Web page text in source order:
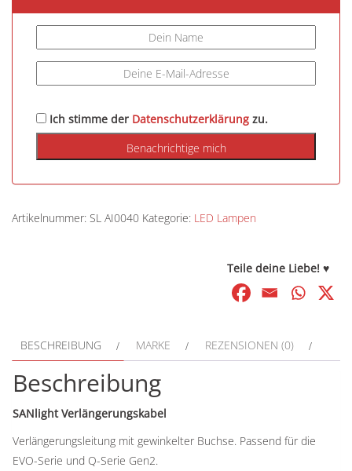
Ich stimme der Datenschutzerklärung zu.
Artikelnummer: SL AI0040 Kategorie: LED Lampen
Teile deine Liebe! ♥
BESCHREIBUNG MARKE REZENSIONEN (0)
Beschreibung
SANlight Verlängerungskabel
Verlängerungsleitung mit gewinkelter Buchse. Passend für die
EVO-Serie und Q-Serie Gen2.